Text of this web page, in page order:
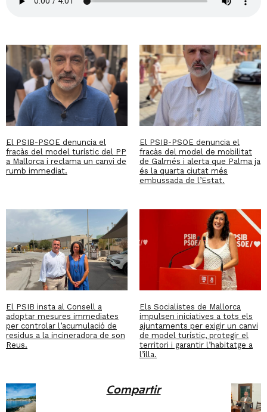
El PSIB-PSOE denuncia el
fracàs del model turístic del PP
a Mallorca i reclama un canvi de
rumb immediat.
El PSIB-PSOE denuncia el
fracàs del model de mobilitat
de Galmés i alerta que Palma ja
és la quarta ciutat més
embussada de l’Estat.
El PSIB insta al Consell a
adoptar mesures immediates
per controlar l’acumulació de
residus a la incineradora de son
Reus.
Els Socialistes de Mallorca
impulsen iniciatives a tots els
ajuntaments per exigir un canvi
de model turístic, protegir el
territori i garantir l’habitatge a
l’illa.
Compartir